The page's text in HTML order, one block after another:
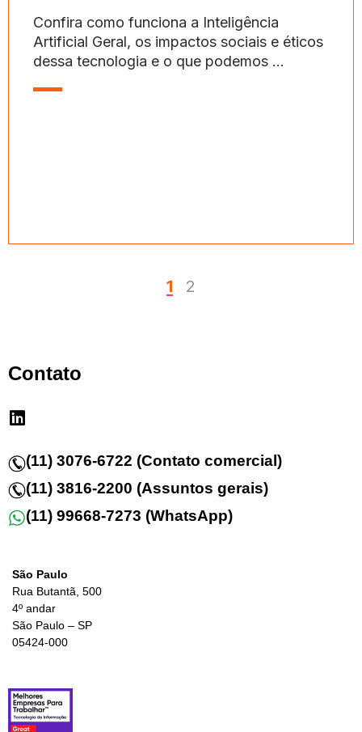
Confira como funciona a Inteligência
Artificial Geral, os impactos sociais e éticos
dessa tecnologia e o que podemos ...
1 2
Contato
(11) 3076-6722 (Contato comercial)
(11) 3816-2200 (Assuntos gerais)
(11) 99668-7273 (WhatsApp)
São Paulo
Rua Butantã, 500
4º andar
São Paulo – SP
05424-000